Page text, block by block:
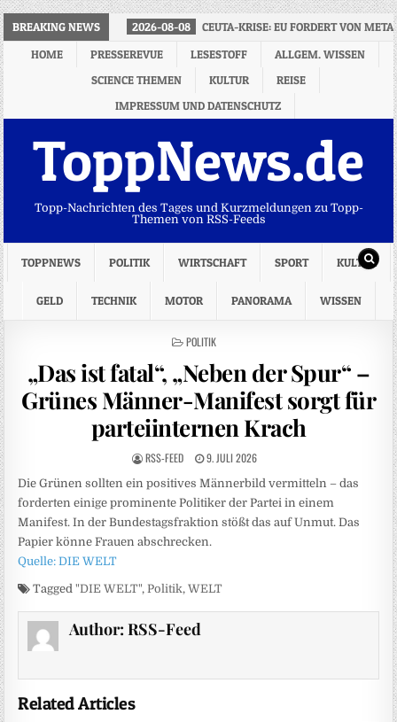
BREAKING NEWS 2026-08-08
CEUTA-KRISE: EU FORDERT VON
HOME
PRESSEREVUE LESESTOFF
ALLGEM. WISSEN
SCIENCE THEMEN
KULTUR
REISE
IMPRESSUM UND DATENSCHUTZ
ToppNews.de
Topp-Nachrichten des Tages und Kurzmeldungen zu Topp-
Themen von RSS-Feeds
TOPPNEWS POLITIK WIRTSCHAFT SPORT KULTUR
GELD TECHNIK MOTOR PANORAMA WISSEN
POSTED
POLITIK
„Das ist fatal“, „Neben der Spur“ –
Grünes Männer-Manifest sorgt für
parteiinternen Krach
RSS-FEED 9. JULI 2026
Die Grünen sollten ein positives Männerbild vermitteln – das
forderten einige prominente Politiker der Partei in einem
Manifest. In der Bundestagsfraktion stößt das auf Unmut. Das
Papier könne Frauen abschrecken.
Quelle: DIE WELT
Tagged"DIE WELT",Politik,WELT
Author: RSS-Feed
Related Articles